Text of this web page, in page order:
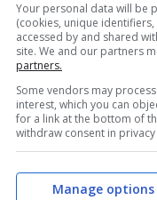
Your personal data will be
(cookies, unique
accessed by and shared
site. We and our partners
partners.
Some vendors may
interest, which you can
for a link at the bottom of
withdraw consent in
Manage options